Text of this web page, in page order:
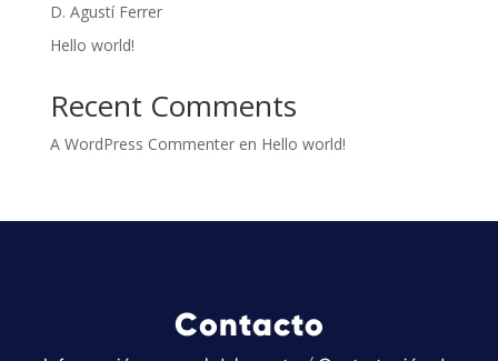
D. Agustí Ferrer
Hello world!
Recent Comments
A WordPress Commenteren Hello world!
Contacto